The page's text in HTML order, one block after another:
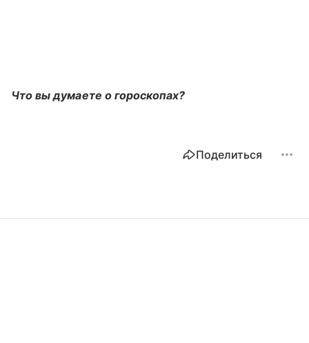
Что вы думаете о гороскопах?
Поделиться